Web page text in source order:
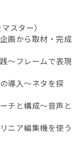
スター）
画から取材・完成
～フレームで表現
導入～ネタを探
チと構成～音声と
ニア編集機を使う